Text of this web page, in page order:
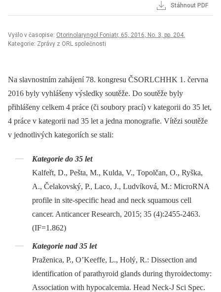
Stáhnout PDF
Vyšlo v časopise: Otorinolaryngol Foniatr, 65, 2016, No. 3, pp. 204.
Kategorie: Zprávy z ORL společnosti
Na slavnostním zahájení 78. kongresu ČSORLCHHK 1. června
2016 byly vyhlášeny výsledky soutěže. Do soutěže byly
přihlášeny celkem 4 práce (či soubory prací) v kategorii do 35 let,
4 práce v kategorii nad 35 let a jedna monografie. Vítězi soutěže
v jednotlivých kategoriích se stali:
Kategorie do 35 let
Kalfeřt, D., Pešta, M., Kulda, V., Topolčan, O., Ryška,
A., Čelakovský, P., Laco, J., Ludvíková, M.: MicroRNA
profile in site-specific head and neck squamous cell
cancer. Anticancer Research, 2015; 35 (4):2455-2463.
(IF=1.862)
Kategorie nad 35 let
Praženica, P., O’Keeffe, L., Holý, R.: Dissection and
identification of parathyroid glands during thyroidectomy:
Association with hypocalcemia. Head Neck-J Sci Spec.